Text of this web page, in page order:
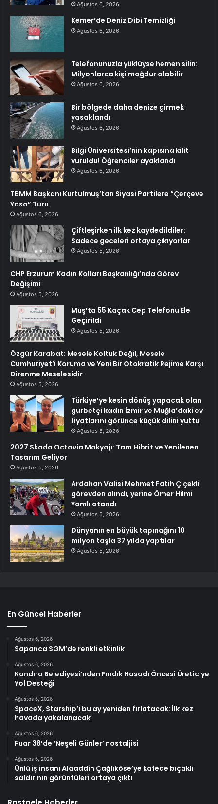
Ağustos 6, 2026
Kemer’de Deniz Dibi Temizliği
Ağustos 6, 2026
Telefonunuzla yüklüyse hemen silin:
Milyonlarca kişi mağdur olabilir
Ağustos 6, 2026
Bir bölgede daha denize girmek
yasaklandı
Ağustos 6, 2026
Bilgi Üniversitesi’nin kapısına kilit
vuruldu! Öğrenciler ayaklandı
Ağustos 6, 2026
TBMM Başkanı Kurtulmuş’tan Siyasi Partilere “Çerçeve
Yasa” Turu
Ağustos 6, 2026
Çiftleşirken ilk kez kaydedildiler:
Sadece geceleri ortaya çıkıyorlar
Ağustos 5, 2026
CHP Erzurum Kadın Kolları Başkanlığı’nda Görev
Değişimi
Ağustos 5, 2026
Muş’ta 55 Kaçak Cep Telefonu Ele
Geçirildi
Ağustos 5, 2026
Özgür Karabat: Mesele Koltuk Değil, Mesele
Cumhuriyet’i Koruma ve Yeni Bir Otokratik Rejime Karşı
Direnme Meselesidir
Ağustos 5, 2026
Türkiye’ye kesin dönüş yapacak olan
gurbetçi kadın İzmir ve Muğla’daki ev
fiyatlarını görünce küçük dilini yuttu
Ağustos 5, 2026
2027 Skoda Octavia Makyajı: Tam Hibrit ve Yenilenen
Tasarım Geliyor
Ağustos 5, 2026
Ardahan Valisi Mehmet Fatih Çiçekli
görevden alındı, yerine Ömer Hilmi
Yamlı atandı
Ağustos 5, 2026
Dünyanın en büyük tapınağını 10
milyon taşla 37 yılda yaptılar
Ağustos 5, 2026
En Güncel Haberler
Ağustos 6, 2026
Sapanca SGM’de renkli etkinlik
Ağustos 6, 2026
Kandıra Belediyesi’nden Fındık Hasadı Öncesi Üreticiye
Yol Desteği
Ağustos 6, 2026
SpaceX, Starship’i bu ay yeniden fırlatacak: İlk kez
havada yakalanacak
Ağustos 6, 2026
Fuar 38’de ‘Neşeli Günler’ nostaljisi
Ağustos 6, 2026
Ünlü iş insanı Alaaddin Çağlıköse’ye kafede bıçaklı
saldırının görüntüleri ortaya çıktı